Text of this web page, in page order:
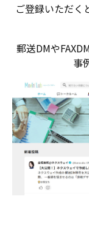
ご登録いただく
郵送DMや
事